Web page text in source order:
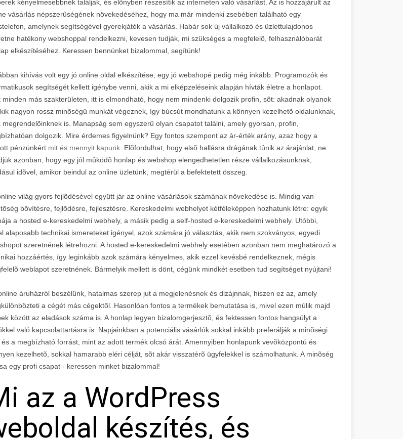
kényelmesebbnek találják, és elõnyben részesítik az interneten való vásárlást. Az is hozzájárult az
vásárlás népszerûségének növekedéséhez, hogy ma már mindenki zsebében található egy
amelynek segítségével gyerekjáték a vásárlás. Habár sok új vállalkozó és üzlettulajdonos
hatékony webshoppal rendelkezni, kevesen tudják, mi szükséges a megfelelõ, felhasználóbarát
elkészítéséhez. Keressen bennünket bizalommal, segítünk!
kihívás volt egy jó online oldal elkészítése, egy jó webshopé pedig még inkább. Programozók és
segítségét kellett igénybe venni, akik a mi elképzeléseink alapján hívták életre a honlapot.
minden más szakterületen, itt is elmondható, hogy nem mindenki dolgozik profin, sõt: akadnak olyanok
nagyon rossz minõségû munkát végeznek, így búcsút mondhatunk a könnyen kezelhetõ oldalunknak,
megrendelõinknek is. Manapság sem egyszerû olyan csapatot találni, amely gyorsan, profin,
dolgozik. Mire érdemes figyelnünk? Egy fontos szempont az ár-érték arány, azaz hogy a
pénzünkért mit és mennyit kapunk. Elõfordulhat, hogy elsõ hallásra drágának tûnik az árajánlat, ne
azonban, hogy egy jól mûködõ honlap és webshop elengedhetetlen része vállalkozásunknak,
idõvel, amikor beindul az online üzletünk, megtérül a befektetett összeg.
világ gyors fejlõdésével együtt jár az online vásárlások számának növekedése is. Mindig van
bõvítésre, fejlõdésre, fejlesztésre. Kereskedelmi webhelyet kétféleképpen hozhatunk létre: egyik
a hosted e-kereskedelmi webhely, a másik pedig a self-hosted e-kereskedelmi webhely. Utóbbi,
alaposabb technikai ismereteket igényel, azok számára jó választás, akik nem szokványos, egyedi
szeretnének létrehozni. A hosted e-kereskedelmi webhely esetében azonban nem meghatározó a
hozzáértés, így leginkább azok számára kényelmes, akik ezzel kevésbé rendelkeznek, mégis
weblapot szeretnének. Bármelyik mellett is dönt, cégünk mindkét esetben tud segítséget nyújtani!
áruházról beszélünk, hatalmas szerep jut a megjelenésnek és dizájnnak, hiszen ez az, amely
a cégét más cégektõl. Hasonlóan fontos a termékek bemutatása is, mivel ezen múlik majd
között az eladások száma is. A honlap legyen bizalomgerjesztõ, és fektessen fontos hangsúlyt a
való kapcsolattartásra is. Napjainkban a potenciális vásárlók sokkal inkább preferálják a minõségi
a megbízható forrást, mint az adott termék olcsó árát. Amennyiben honlapunk vevõközpontú és
kezelhetõ, sokkal hamarabb eléri célját, sõt akár visszatérõ ügyfelekkel is számolhatunk. A minõség
egy profi csapat - keressen minket bizalommal!
az a WordPress
készítés, és